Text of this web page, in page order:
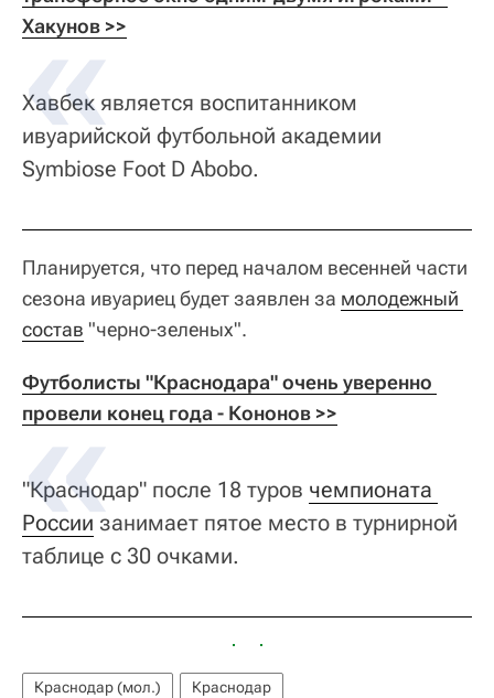
Хакунов >>
Хавбек является воспитанником
ивуарийской футбольной академии
Symbiose Foot D Abobo.
Планируется, что перед началом весенней части
сезона ивуариец будет заявлен за молодежный
состав "черно-зеленых".
Футболисты "Краснодара" очень уверенно
провели конец года - Кононов >>
"Краснодар" после 18 туров чемпионата
России занимает пятое место в турнирной
таблице с 30 очками.
Краснодар (мол.) Краснодар